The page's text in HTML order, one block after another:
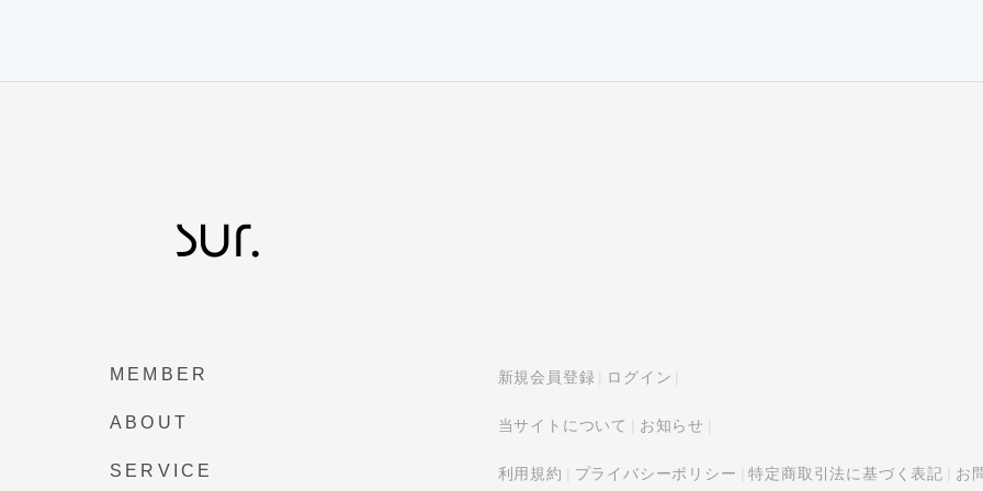
MEMBER 新規会員登録 ログイン
ABOUT 当サイトについて お知らせ
SERVICE 利用規約 プライバシーポリシー 特定商取引法に基づく表記 お